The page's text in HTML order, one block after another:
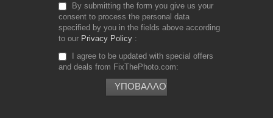
By submitting the form you give us your
consent to process the personal data
specified by you in the fields above according
to our Privacy Policy
I agree to be updated with special offers
and deals from FixThePhoto.com